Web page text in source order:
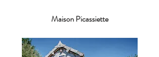
Maison Picassiette